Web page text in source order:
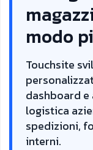
modo
Touchsite
dashboard
logistica
spedizioni,
interni.